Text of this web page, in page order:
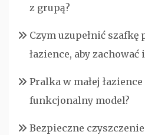
z grupą?
Czym uzupełnić szafkę
łazience, aby
Pralka w małej
funkcjonalny model?
Bezpieczne